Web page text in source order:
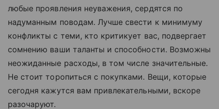
любые проявления неуважения, сердятся по
надуманным поводам. Лучше свести к минимуму
конфликты с теми, кто критикует вас, подвергает
сомнению ваши таланты и способности. Возможны
неожиданные расходы, в том числе значительные.
Не стоит торопиться с покупками. Вещи, которые
сегодня кажутся вам привлекательными, вскоре
разочаруют.